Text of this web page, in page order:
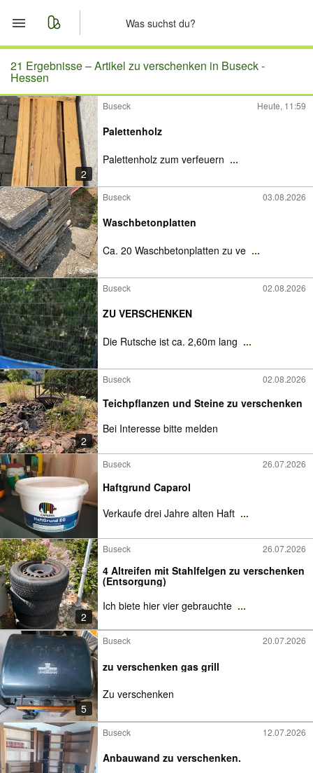
Start
Merkliste
Nachrichten
Anzeige aufgeben
21 Ergebnisse –Artikel zu verschenken in Buseck -
Hessen
2
Buseck Heute, 11:59
Palettenholz
Palettenholz zum verfeuern ...
Buseck 03.08.2026
Waschbetonplatten
Ca. 20 Waschbetonplatten zu ve ...
Buseck 02.08.2026
ZU VERSCHENKEN
Die Rutsche ist ca. 2,60m lang ...
2
Buseck 02.08.2026
Teichpflanzen und Steine zu verschenken
Bei Interesse bitte melden
Buseck 26.07.2026
Haftgrund Caparol
Verkaufe drei Jahre alten Haft ...
2
Buseck 26.07.2026
4 Altreifen mit Stahlfelgen zu verschenken
(Entsorgung)
Ich biete hier vier gebrauchte ...
5
Buseck 20.07.2026
zu verschenken gas grill
Zu verschenken
Buseck 12.07.2026
Anbauwand zu verschenken.